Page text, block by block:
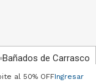
Bañados de Carrasco
al 50% OFFIngresar